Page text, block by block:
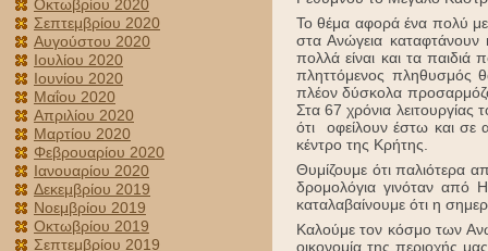
Οκτωβρίου 2020
Σεπτεμβρίου 2020
Αυγούστου 2020
Ιουλίου 2020
Ιουνίου 2020
Μαΐου 2020
Απριλίου 2020
Μαρτίου 2020
Φεβρουαρίου 2020
Ιανουαρίου 2020
Δεκεμβρίου 2019
Νοεμβρίου 2019
Οκτωβρίου 2019
Σεπτεμβρίου 2019
Το θέμα αφορά ένα πολύ
στα Ανώγεια καταφτάνουν
πολλά είναι και τα παιδιά
πληττόμενος πληθυσμός
πλέον δύσκολα
Στα 67 χρόνια
ότι οφείλουν έστω και σε
κέντρο της Κρήτης.
Θυμίζουμε ότι παλιότερα
δρομολόγια γινόταν από
καταλαβαίνουμε ότι η
Καλούμε τον κόσμο των
οικονομία της περιοχής